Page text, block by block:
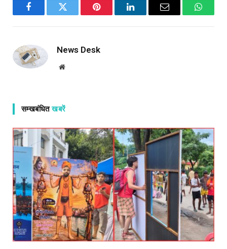
FacebookTwitter Pinterest LinkedInEmail
News Desk
Website
सम्खबंधितखबरें